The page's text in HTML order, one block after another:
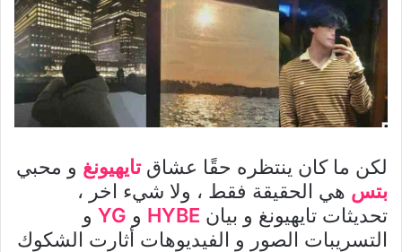
لكن ما كان ينتظره حقًا عشاقتايهيونغ و محبي
بتس هي الحقيقة فقط ، ولا شيء اخر ،
تحديثات تايهيونغ و بيان HYBE و YG و
التسريبات الصور و الفيديوهات أثارت الشكوك